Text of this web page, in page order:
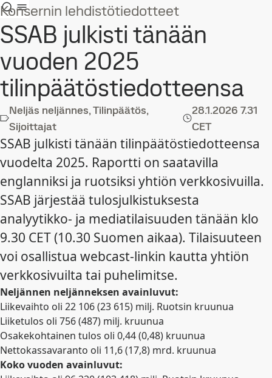
Konsernin lehdistötiedotteet
SSAB julkisti tänään
vuoden 2025
tilinpäätöstiedotteensa
Neljäs neljännes, Tilinpäätös,
Sijoittajat
28.1.2026 7.31
CET
SSAB julkisti tänään tilinpäätöstiedotteensa
vuodelta 2025. Raportti on saatavilla
englanniksi ja ruotsiksi yhtiön verkkosivuilla.
SSAB järjestää tulosjulkistuksesta
analyytikko- ja mediatilaisuuden tänään klo
9.30 CET (10.30 Suomen aikaa). Tilaisuuteen
voi osallistua webcast-linkin kautta yhtiön
verkkosivuilta tai puhelimitse.
Neljännen neljänneksen avainluvut:
Liikevaihto oli 22 106 (23 615) milj. Ruotsin kruunua
Liiketulos oli 756 (487) milj. kruunua
Osakekohtainen tulos oli 0,44 (0,48) kruunua
Nettokassavaranto oli 11,6 (17,8) mrd. kruunua
Koko vuoden avainluvut: